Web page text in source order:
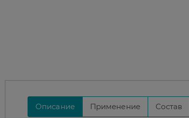
Описание Применение Состав